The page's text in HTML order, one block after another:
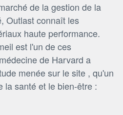
de la gestion de la
Outlast connaît les
haute performance.
est l'un de ces
de Harvard a
menée sur le site , qu'un
la santé et le bien-être :